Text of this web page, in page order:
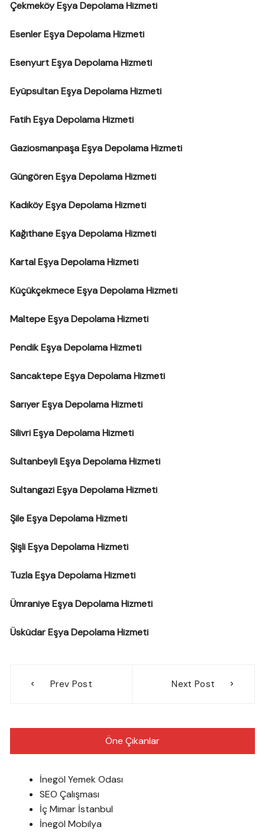
Çekmeköy Eşya Depolama Hizmeti
Esenler Eşya Depolama Hizmeti
Esenyurt Eşya Depolama Hizmeti
Eyüpsultan Eşya Depolama Hizmeti
Fatih Eşya Depolama Hizmeti
Gaziosmanpaşa Eşya Depolama Hizmeti
Güngören Eşya Depolama Hizmeti
Kadıköy Eşya Depolama Hizmeti
Kağıthane Eşya Depolama Hizmeti
Kartal Eşya Depolama Hizmeti
Küçükçekmece Eşya Depolama Hizmeti
Maltepe Eşya Depolama Hizmeti
Pendik Eşya Depolama Hizmeti
Sancaktepe Eşya Depolama Hizmeti
Sarıyer Eşya Depolama Hizmeti
Silivri Eşya Depolama Hizmeti
Sultanbeyli Eşya Depolama Hizmeti
Sultangazi Eşya Depolama Hizmeti
Şile Eşya Depolama Hizmeti
Şişli Eşya Depolama Hizmeti
Tuzla Eşya Depolama Hizmeti
Ümraniye Eşya Depolama Hizmeti
Üsküdar Eşya Depolama Hizmeti
gezinmesi
Prev Post Next Post
Öne Çıkanlar
İnegöl Yemek Odası
SEO Çalışması
İç Mimar İstanbul
İnegöl Mobilya